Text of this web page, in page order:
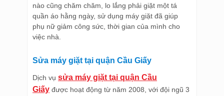
nào cũng chăm chăm, lo lắng phải giặt một tá
quần áo hằng ngày, sử dụng máy giặt đã giúp
phụ nữ giảm công sức, thời gian của mình cho
việc nhà.
Sửa máy giặt tại quận Cầu Giấy
Dịch vụ sửa máy giặt tại quận Cầu
Giấy được hoạt động từ năm 2008, với đội ngũ 3